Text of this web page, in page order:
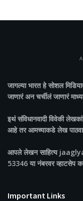
जागल्या भारतहे सोशल
जाणारं अन चर्चीलं जाणारं
इथं संविधानवादी विवेकी
आहे तर आमच्याकडे लेख पाठवा
आपले लेखन साहित्य
53346 या नंबरवर व्हाटसेप
Important Links